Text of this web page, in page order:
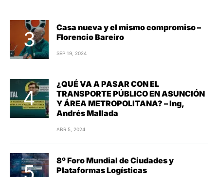
Casa nueva y el mismo compromiso –
Florencio Bareiro
SEP 19, 2024
¿QUÉ VA A PASAR CON EL
TRANSPORTE PÚBLICO EN ASUNCIÓN
Y ÁREA METROPOLITANA? – Ing,
Andrés Mallada
ABR 5, 2024
8º Foro Mundial de Ciudades y
Plataformas Logísticas